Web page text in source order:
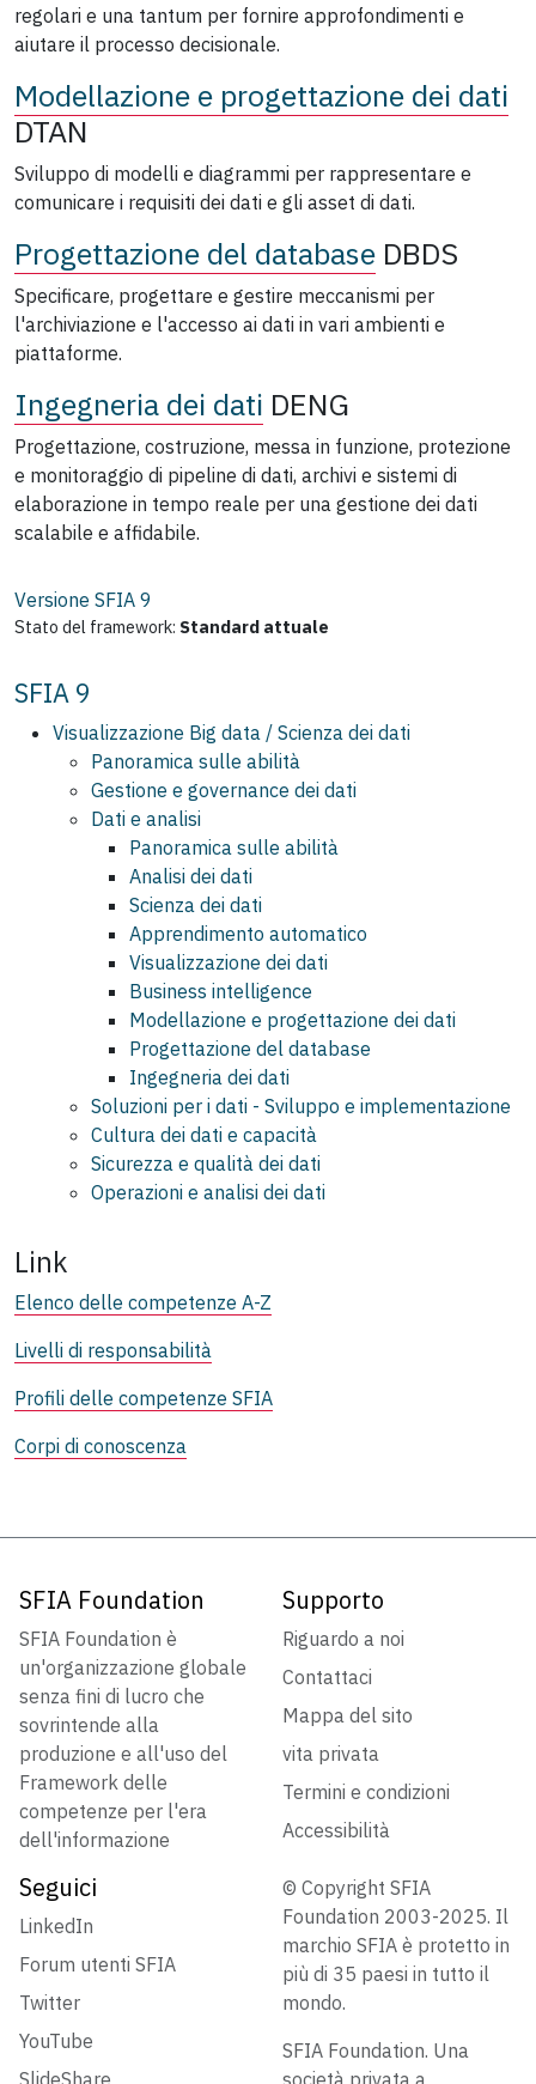
regolari e una tantum per fornire approfondimenti e
aiutare il processo decisionale.
Modellazione e progettazione dei dati
DTAN
Sviluppo di modelli e diagrammi per rappresentare e
comunicare i requisiti dei dati e gli asset di dati.
Progettazione del database DBDS
Specificare, progettare e gestire meccanismi per
l'archiviazione e l'accesso ai dati in vari ambienti e
piattaforme.
Ingegneria dei dati DENG
Progettazione, costruzione, messa in funzione, protezione
e monitoraggio di pipeline di dati, archivi e sistemi di
elaborazione in tempo reale per una gestione dei dati
scalabile e affidabile.
Versione SFIA 9
Stato del framework: Standard attuale
SFIA 9
Visualizzazione Big data / Scienza dei dati
Panoramica sulle abilità
Gestione e governance dei dati
Dati e analisi
Panoramica sulle abilità
Analisi dei dati
Scienza dei dati
Apprendimento automatico
Visualizzazione dei dati
Business intelligence
Modellazione e progettazione dei dati
Progettazione del database
Ingegneria dei dati
Soluzioni per i dati - Sviluppo e implementazione
Cultura dei dati e capacità
Sicurezza e qualità dei dati
Operazioni e analisi dei dati
Link
Elenco delle competenze A-Z
Livelli di responsabilità
Profili delle competenze SFIA
Corpi di conoscenza
SFIA Foundation
SFIA Foundation è
un'organizzazione globale
senza fini di lucro che
sovrintende alla
produzione e all'uso del
Framework delle
competenze per l'era
dell'informazione
Supporto
Riguardo a noi
Contattaci
Mappa del sito
vita privata
Termini e condizioni
Accessibilità
Seguici
LinkedIn
Forum utenti SFIA
Twitter
YouTube
SlideShare
© Copyright SFIA
Foundation 2003-2025. Il
marchio SFIA è protetto in
più di 35 paesi in tutto il
mondo.
SFIA Foundation. Una
società privata a